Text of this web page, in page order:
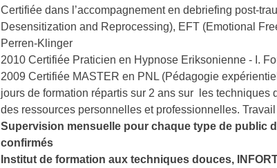
Certifiée dans l’accompagnement en debriefing post-
Desensitization and Reprocessing), EFT (Emotional
Perren-Klinger
2010 Certifiée Praticien en Hypnose Eriksonienne - I.
2009 Certifiée MASTER en PNL (Pédagogie
jours de formation répartis sur 2 ans sur les techniques
des ressources personnelles et professionnelles.
Supervision mensuelle pour chaque type de public
confirmés
Institut de formation aux techniques douces,